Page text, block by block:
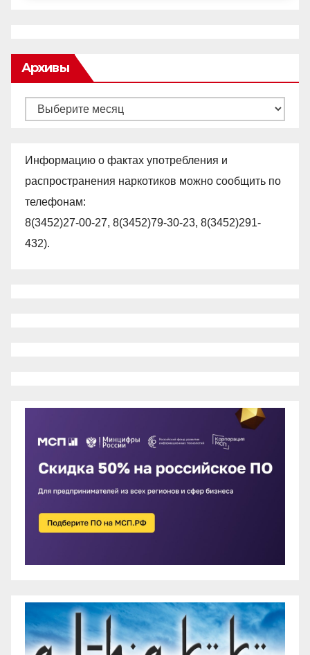
Архивы
Архивы
Информацию о фактах употребления и
распространения наркотиков можно сообщить по
телефонам:
8(3452)27-00-27, 8(3452)79-30-23, 8(3452)291-
432).